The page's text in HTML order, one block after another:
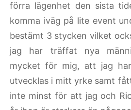
förra lägenhet den sista
komma iväg på lite event
bestämt 3 stycken vilket
jag har träffat nya
mycket för mig, att jag
utvecklas i mitt yrke samt
inte minst för att jag och